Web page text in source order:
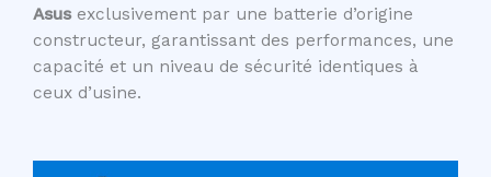
Asusexclusivement par une batterie d’origine
constructeur, garantissant des performances, une
capacité et un niveau de sécurité identiques à
ceux d’usine.